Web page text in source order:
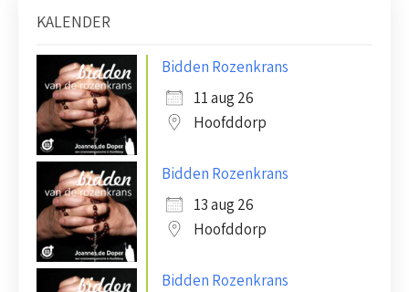
KALENDER
Bidden Rozenkrans
11 aug 26
Hoofddorp
Bidden Rozenkrans
13 aug 26
Hoofddorp
Bidden Rozenkrans